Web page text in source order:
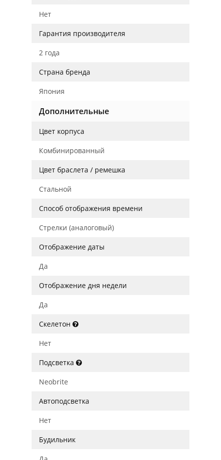
Нет
Гарантия производителя
2 года
Страна бренда
Япония
Дополнительные
Цвет корпуса
Комбинированный
Цвет браслета / ремешка
Стальной
Способ отображения времени
Стрелки (аналоговый)
Отображение даты
Да
Отображение дня недели
Да
Скелетон
Нет
Подсветка
Neobrite
Автоподсветка
Нет
Будильник